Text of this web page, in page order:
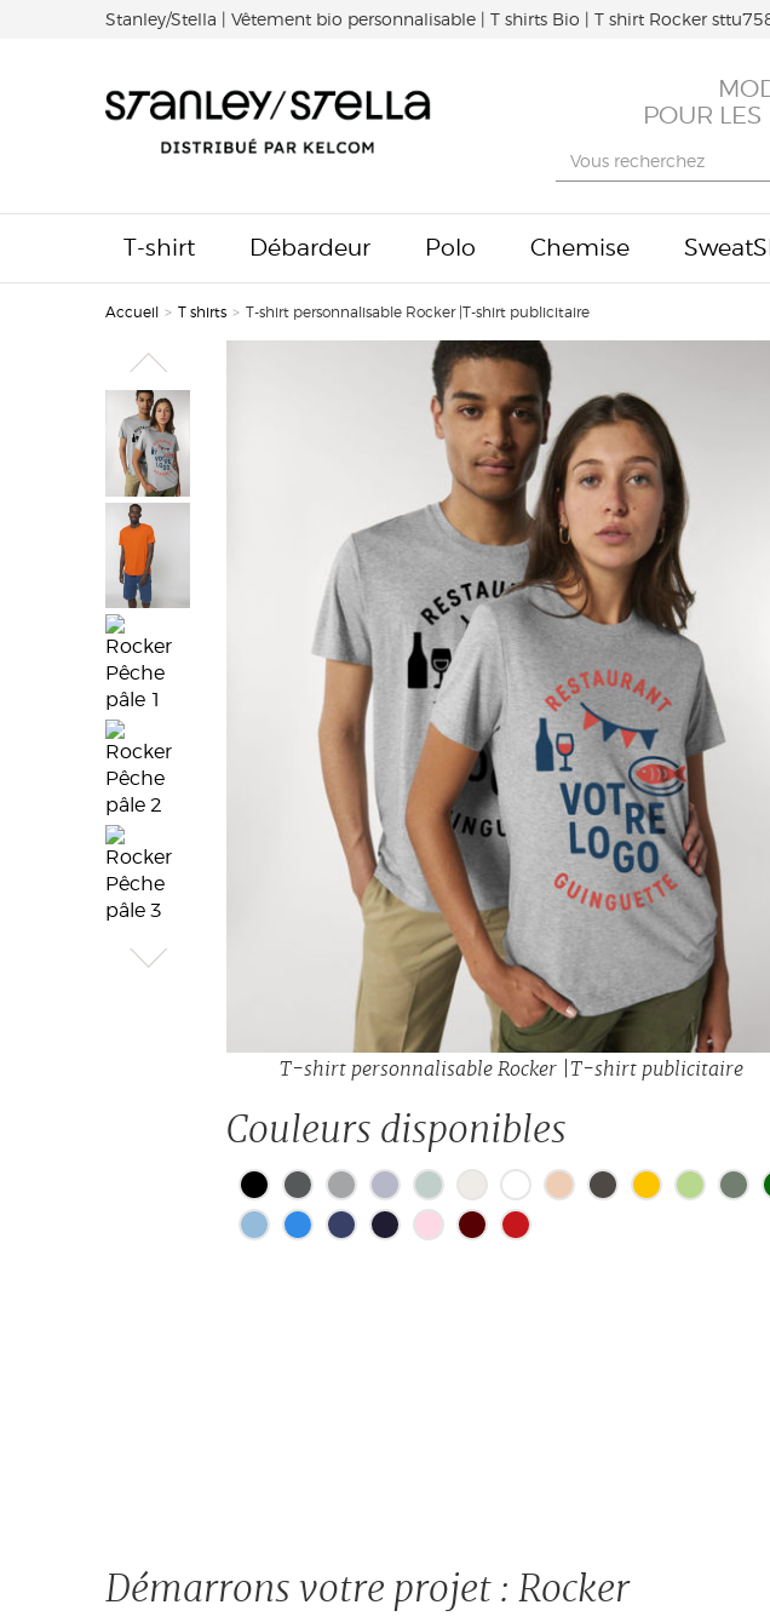
Stanley/Stella | Vêtement bio personnalisable | T shirts Bio | T shirt Rocker
POUR
T-shirt Débardeur Polo Chemise
Accueil > T shirts > T-shirt personnalisable Rocker |T-shirt publicitaire
T-shirt personnalisable Rocker |T-shirt publicitaire
Couleurs disponibles
Démarrons votre projet : Rocker